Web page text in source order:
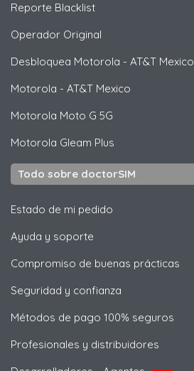
Reporte Blacklist
Operador Original
Desbloquea Motorola - AT&T Mexico
Motorola - AT&T Mexico
Motorola Moto G 5G
Motorola Gleam Plus
Todo sobre doctorSIM
Estado de mi pedido
Ayuda y soporte
Compromiso de buenas prácticas
Seguridad y confianza
Métodos de pago 100% seguros
Profesionales y distribuidores